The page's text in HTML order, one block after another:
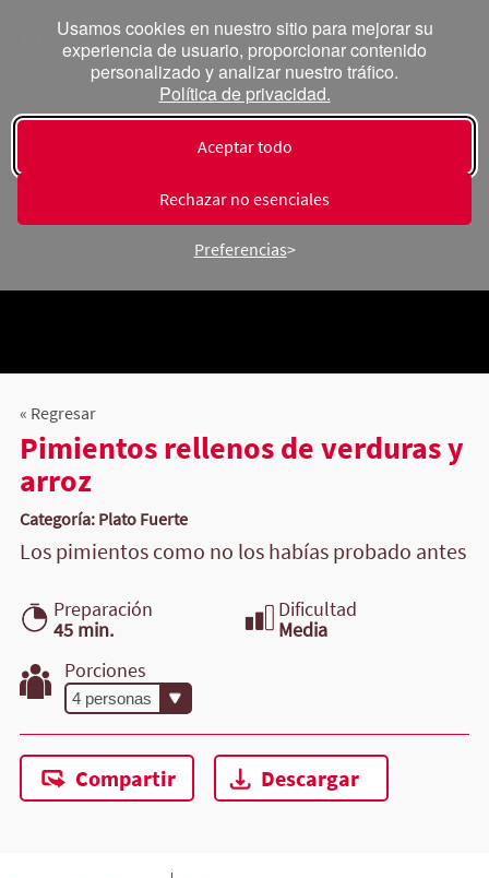
Usamos cookies en nuestro sitio para mejorar su
experiencia de usuario, proporcionar contenido
personalizado y analizar nuestro tráfico.
Política de privacidad.
Aceptar todo
Rechazar no esenciales
Preferencias
« Regresar
Pimientos rellenos de verduras y
arroz
Categoría: Plato Fuerte
Los pimientos como no los habías probado antes
Preparación
45 min.
Dificultad
Media
Porciones
Compartir Descargar